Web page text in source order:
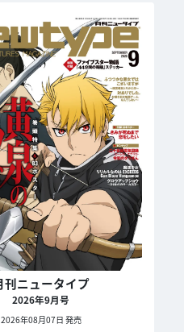
刊ニュータイプ
2026年9月号
2026年08月07日 発売